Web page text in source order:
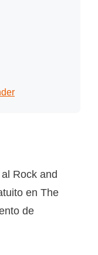
Rock and
en The
de